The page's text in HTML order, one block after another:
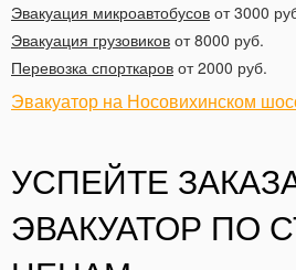
Эвакуация микроавтобусов от 3000
Эвакуация грузовиков от 8000 руб.
Перевозка спорткаров от 2000 руб.
Эвакуатор на Носовихинском
УСПЕЙТЕ
ЭВАКУАТОР ПО